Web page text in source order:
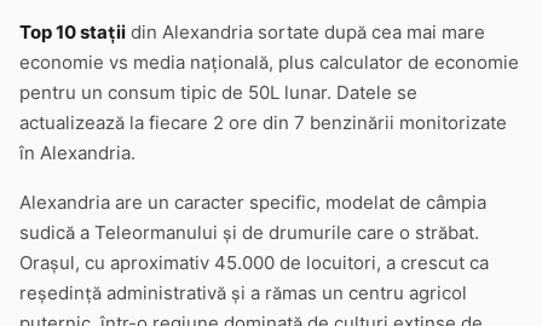
Top 10 stații din Alexandria sortate după cea mai mare
economie vs media națională, plus calculator de economie
pentru un consum tipic de 50L lunar. Datele se
actualizează la fiecare 2 ore din 7 benzinării monitorizate
în Alexandria.
Alexandria are un caracter specific, modelat de câmpia
sudică a Teleormanului și de drumurile care o străbat.
Orașul, cu aproximativ 45.000 de locuitori, a crescut ca
reședință administrativă și a rămas un centru agricol